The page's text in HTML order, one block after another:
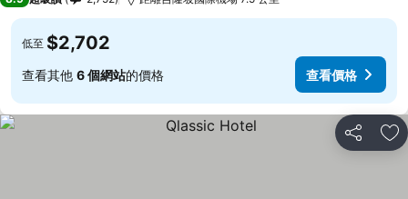
低至 $2,702
查看其他 6 個網站的價格 查看價格
分享 加